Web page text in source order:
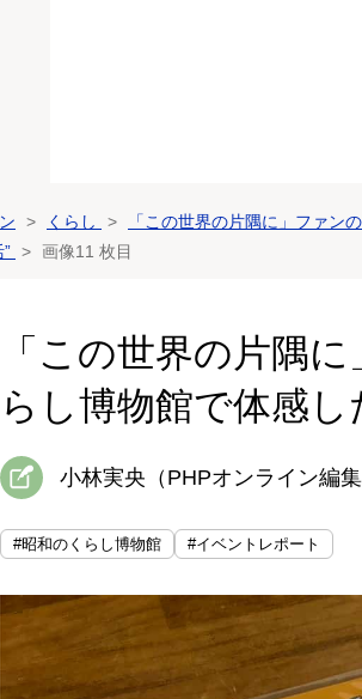
くらし
「この世界の片隅に」ファ
画像11 枚目
「この世界の片隅
らし博物館で体感し
小林実央（PHPオンライン編
#昭和のくらし博物館 #イベントレポート